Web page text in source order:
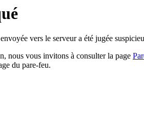
vers le serveur a été jugée
nous vous invitons à consulter la page
du pare-feu.